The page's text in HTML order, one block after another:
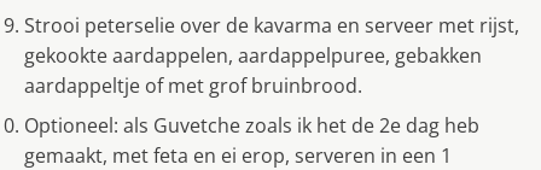
Strooi peterselie over de kavarma en serveer met rijst,
gekookte aardappelen, aardappelpuree, gebakken
aardappeltje of met grof bruinbrood.
Optioneel: als Guvetche zoals ik het de 2e dag heb
gemaakt, met feta en ei erop, serveren in een 1